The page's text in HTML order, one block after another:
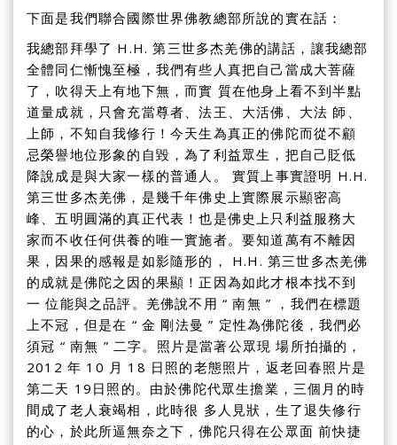
下面是我們聯合國際世界佛教總部所說的實在話：
我總部拜學了 H.H. 第三世多杰羌佛的講話，讓我總部
全體同仁慚愧至極，我們有些人真把自己當成大菩薩
了，吹得天上有地下無，而實 質在他身上看不到半點
道量成就，只會充當尊者、法王、大活佛、大法 師、
上師，不知自我修行！今天生為真正的佛陀而從不顧
忌榮譽地位形象的自毀，為了利益眾生，把自己貶低
降說成是與大家一樣的普通人。 實質上事實證明 H.H.
第三世多杰羌佛，是幾千年佛史上實際展示顯密高
峰、五明圓滿的真正代表！也是佛史上只利益服務大
家而不收任何供養的唯一實施者。要知道萬有不離因
果，因果的感報是如影隨形的， H.H. 第三世多杰羌佛
的成就是佛陀之因的果顯！正因為如此才根本找不到
一 位能與之品評。羌佛說不用 “ 南無 ” ，我們在標題
上不冠，但是在 “ 金 剛法曼 ” 定性為佛陀後，我們必
須冠 “ 南無 ” 二字。照片是當著公眾現 場所拍攝的，
2012 年 10 月 18 日照的老態照片，返老回春照片是
第二天 19日照的。由於佛陀代眾生擔業，三個月的時
間成了老人衰竭相，此時很 多人見狀，生了退失修行
的心，於此所逼無奈之下，佛陀只得在公眾面 前快捷